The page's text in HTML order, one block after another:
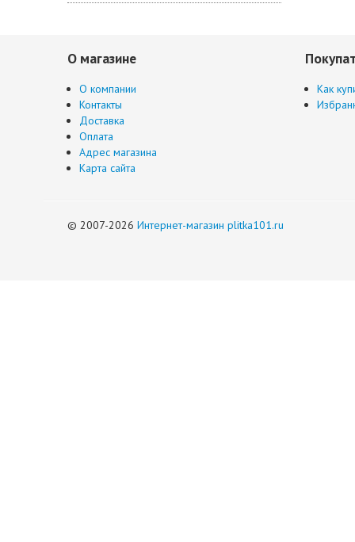
О магазине
О компании
Контакты
Доставка
Оплата
Адрес магазина
Карта сайта
Как
© 2007-2026 Интернет-магазин plitka101.ru